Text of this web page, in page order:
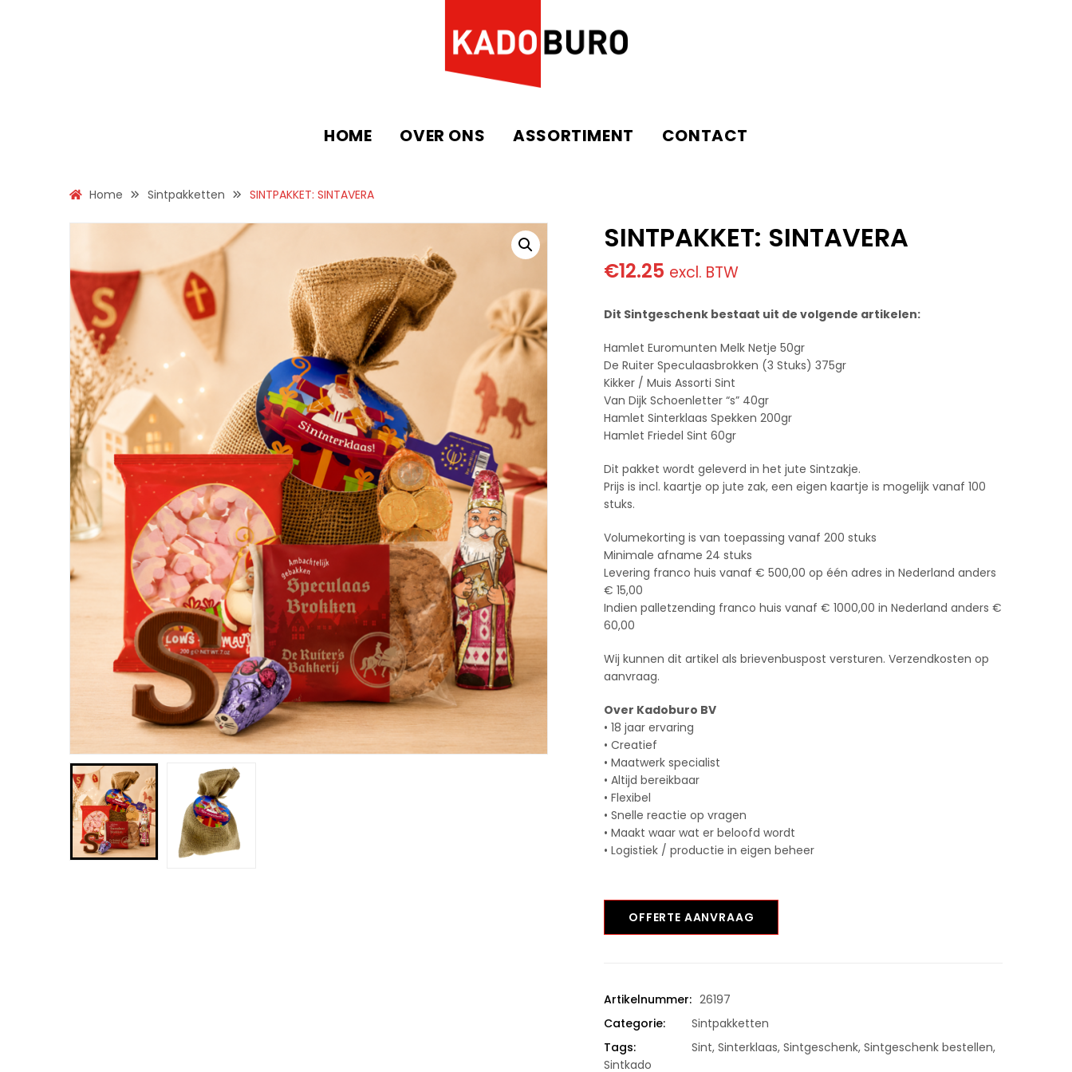
HOME OVER ONS ASSORTIMENT CONTACT
Home Sintpakketten SINTPAKKET: SINTAVERA
SINTPAKKET: SINTAVERA
€12.25 excl. BTW
Dit Sintgeschenk bestaat uit de volgende artikelen:
Hamlet Euromunten Melk Netje 50gr
De Ruiter Speculaasbrokken (3 Stuks) 375gr
Kikker / Muis Assorti Sint
Van Dijk Schoenletter “s” 40gr
Hamlet Sinterklaas Spekken 200gr
Hamlet Friedel Sint 60gr
Dit pakket wordt geleverd in het jute Sintzakje.
Prijs is incl. kaartje op jute zak, een eigen kaartje is mogelijk vanaf 100
stuks.
Volumekorting is van toepassing vanaf 200 stuks
Minimale afname 24 stuks
Levering franco huis vanaf € 500,00 op één adres in Nederland anders
€ 15,00
Indien palletzending franco huis vanaf € 1000,00 in Nederland anders €
60,00
Wij kunnen dit artikel als brievenbuspost versturen. Verzendkosten op
aanvraag.
Over Kadoburo BV
• 18 jaar ervaring
• Creatief
• Maatwerk specialist
• Altijd bereikbaar
• Flexibel
• Snelle reactie op vragen
• Maakt waar wat er beloofd wordt
• Logistiek / productie in eigen beheer
OFFERTE AANVRAAG
Artikelnummer: 26197
Categorie:
Sintpakketten
Tags:
Sint, Sinterklaas, Sintgeschenk, Sintgeschenk bestellen,
Sintkado